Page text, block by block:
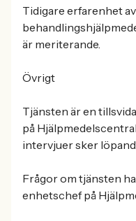
Tidigare erfarenhet
är meriterande.
Övrigt
Tjänsten är en
på
intervjuer sker
Frågor om tjänsten
enhetschef på